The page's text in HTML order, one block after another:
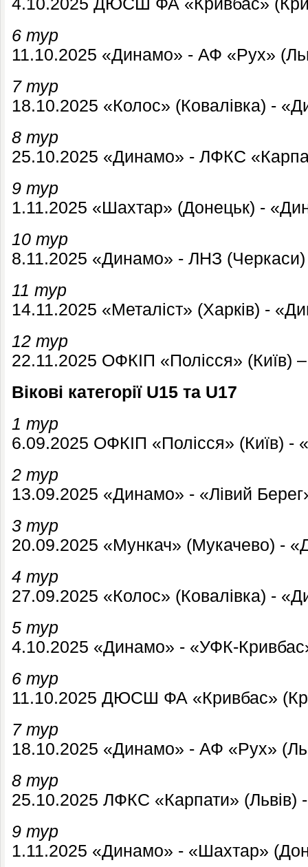
4.10.2025 ДЮСШ ФА «Кривбас»
6 тур
11.10.2025 «Динамо» - АФ «Рух»
7 тур
18.10.2025 «Колос» (Ковалівка) -
8 тур
25.10.2025 «Динамо» - ЛФКС
9 тур
1.11.2025 «Шахтар» (Донецьк) -
10 тур
8.11.2025 «Динамо» - ЛНЗ (Черкаси)
11 тур
14.11.2025 «Металіст» (Харків) -
12 тур
22.11.2025 ОФКІП «Полісся» (Київ)
Вікові категорії U15 та U17
1 тур
6.09.2025 ОФКІП «Полісся» (Київ) -
2 тур
13.09.2025 «Динамо» - «Лівий
3 тур
20.09.2025 «Мункач» (Мукачево) -
4 тур
27.09.2025 «Колос» (Ковалівка) -
5 тур
4.10.2025 «Динамо» - «УФК-
6 тур
11.10.2025 ДЮСШ ФА «Кривбас»
7 тур
18.10.2025 «Динамо» - АФ «Рух»
8 тур
25.10.2025 ЛФКС «Карпати» (Львів)
9 тур
1.11.2025 «Динамо» - «Шахтар»